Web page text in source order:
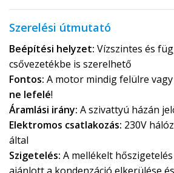
Szerelési útmutató
Beépítési helyzet: Vízszintes és
csővezetékbe is szerelhető
Fontos: A motor mindig felülre
ne lefelé!
Áramlási irány: A szivattyú házán
Elektromos csatlakozás: 230V
által
Szigetelés: A mellékelt